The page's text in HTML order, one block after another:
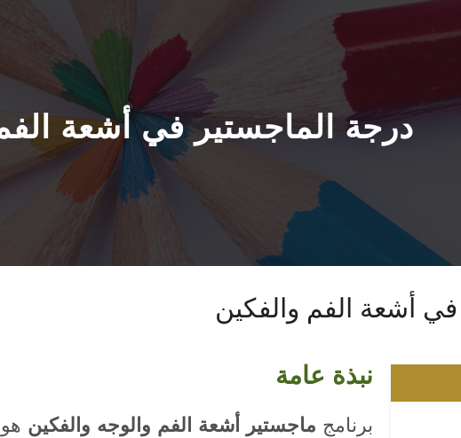
درجة الماجستير في أشعة
أشعة الفم والفكين
نبذة عامة
برنامج ماجستير أشعة الفم والوجه والفكين